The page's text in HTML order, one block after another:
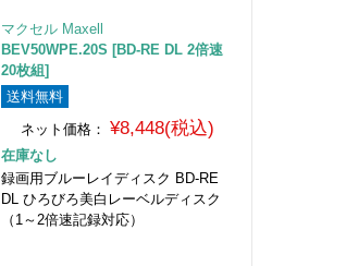
マクセル Maxell
BEV50WPE.20S [BD-RE DL 2倍速
20枚組]
送料無料
ネット価格：
¥8,448(税込)
在庫なし
録画用ブルーレイディスク BD-RE
DL ひろびろ美白レーベルディスク
（1～2倍速記録対応）